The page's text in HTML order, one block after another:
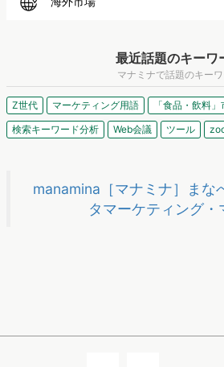
最近話題のキーワ
マナミナで話題のキー
Z世代 マーケティング用語 「食品・飲料
検索キーワード分析
Web会議 ツール
manamina［マナミナ］まな
タマーケティング・